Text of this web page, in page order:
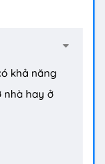
khả năng
nhà hay ở